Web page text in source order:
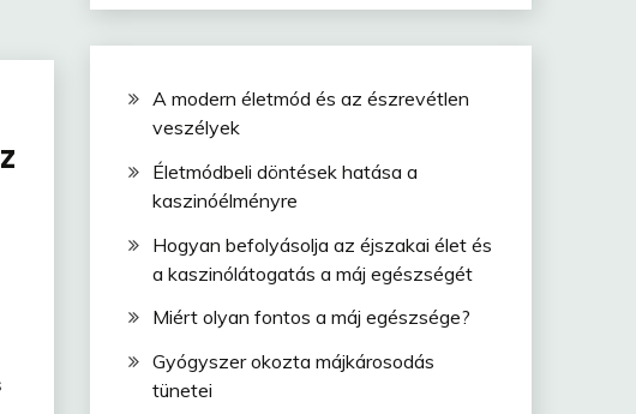
A modern életmód és az észrevétlen
veszélyek
Életmódbeli döntések hatása a
kaszinóélményre
Hogyan befolyásolja az éjszakai élet és
a kaszinólátogatás a máj egészségét
Miért olyan fontos a máj egészsége?
Gyógyszer okozta májkárosodás
tünetei